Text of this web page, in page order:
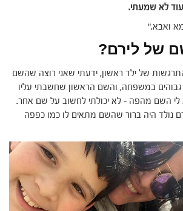
לא שמעתי.
ואבא."
של לירם?
של ילד ראשון, ידעתי שאני רוצה שהשם
גבוהים במשפחה, והשם הראשון שחשבתי עליו
לי השם מהפה – לא יכולתי לחשוב על שם אחר.
נולד היה ברור שהשם מתאים לו כמו כפפה